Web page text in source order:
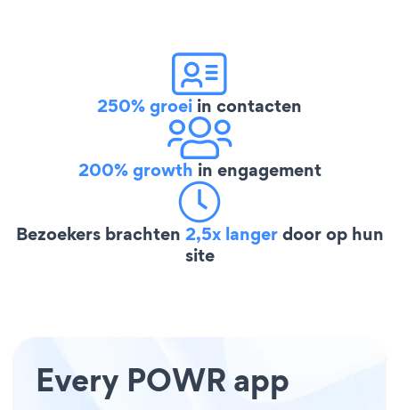
250% groei in contacten
200% growth in engagement
Bezoekers brachten 2,5x langerdoor op hun
site
Every POWR app